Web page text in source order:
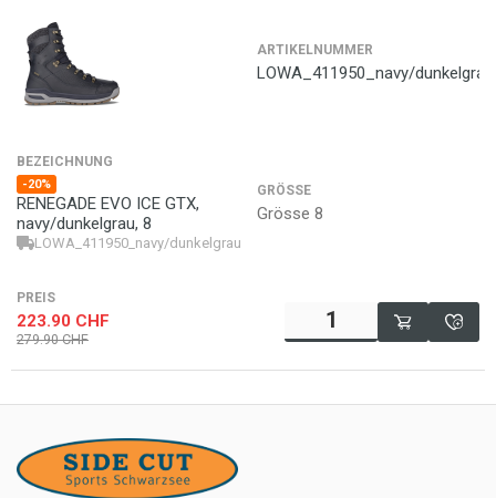
ARTIKELNUMMER
LOWA_411950_navy/
BEZEICHNUNG
-20%
RENEGADE EVO ICE GTX,
navy/dunkelgrau, 8
LOWA_411950_navy/dunkelgrau_8
GRÖSSE
Grösse 8
PREIS
223.90 CHF
279.90 CHF